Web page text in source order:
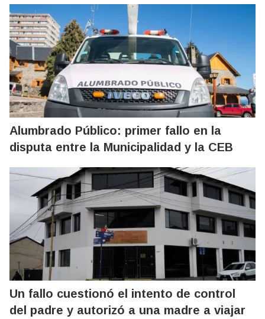
Alumbrado Público: primer fallo en la
disputa entre la Municipalidad y la CEB
Un fallo cuestionó el intento de control
del padre y autorizó a una madre a viajar